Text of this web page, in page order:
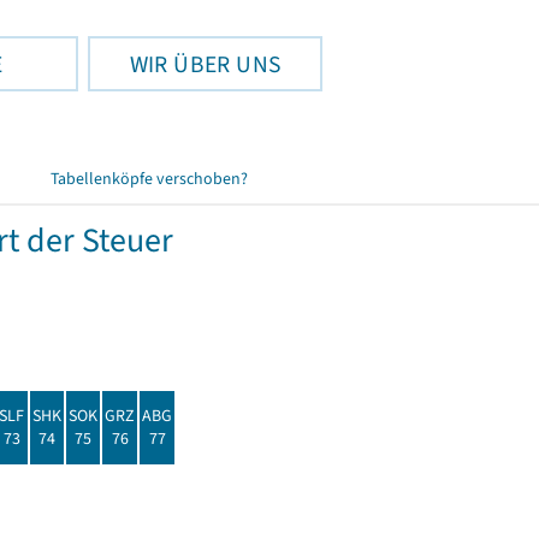
WIR ÜBER UNS
Tabellenköpfe verschoben?
der Steuer
SLF
73
SHK
74
SOK
75
GRZ
76
ABG
77